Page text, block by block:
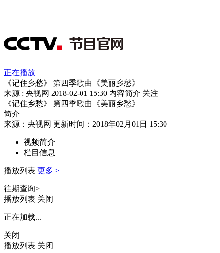
正在播放
《记住乡愁》 第四季歌曲《美丽乡愁》
来源 : 央视网 2018-02-01 15:30 内容简介 关注
《记住乡愁》 第四季歌曲《美丽乡愁》
简介
来源：央视网 更新时间：2018年02月01日 15:30
视频简介
栏目信息
播放列表 更多 >
往期查询>
播放列表 关闭
正在加载...
关闭
播放列表 关闭